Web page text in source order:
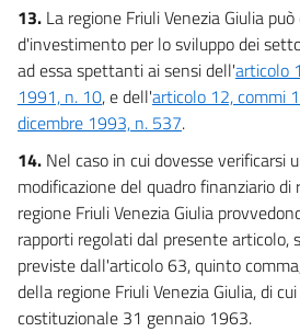
Tabella B
Tabella C
Tabella D
Tabella E
Tabella F(parte 1)
Tabella F(parte 2)
13. La regione Friuli Venezia Giulia
d'investimento per lo sviluppo dei
ad essa spettanti ai sensi dell'articolo
1991, n. 10, e dell'articolo 12, commi 1
dicembre 1993, n. 537.
14. Nel caso in cui dovesse verificarsi
modificazione del quadro finanziario
regione Friuli Venezia Giulia
rapporti regolati dal presente articolo,
previste dall'articolo 63, quinto
della regione Friuli Venezia Giulia, di
costituzionale 31 gennaio 1963.